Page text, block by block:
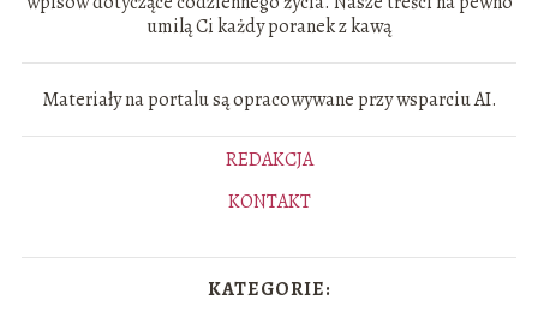
umilą Ci każdy poranek z kawą
Materiały na portalu są opracowywane przy wsparciu AI.
REDAKCJA
KONTAKT
KATEGORIE: